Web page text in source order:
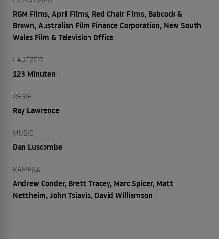
RGM Films, April Films, Red Chair Films, Babcock &
Brown, Australian Film Finance Corporation, New South
Wales Film & Television Office
LAUFZEIT
123 Minuten
REGIE
Ray Lawrence
MUSIC
Dan Luscombe
KAMERA
Andrew Conder, Brett Tracey, Marc Spicer, Matt
Nettheim, John Tsiavis, David Williamson